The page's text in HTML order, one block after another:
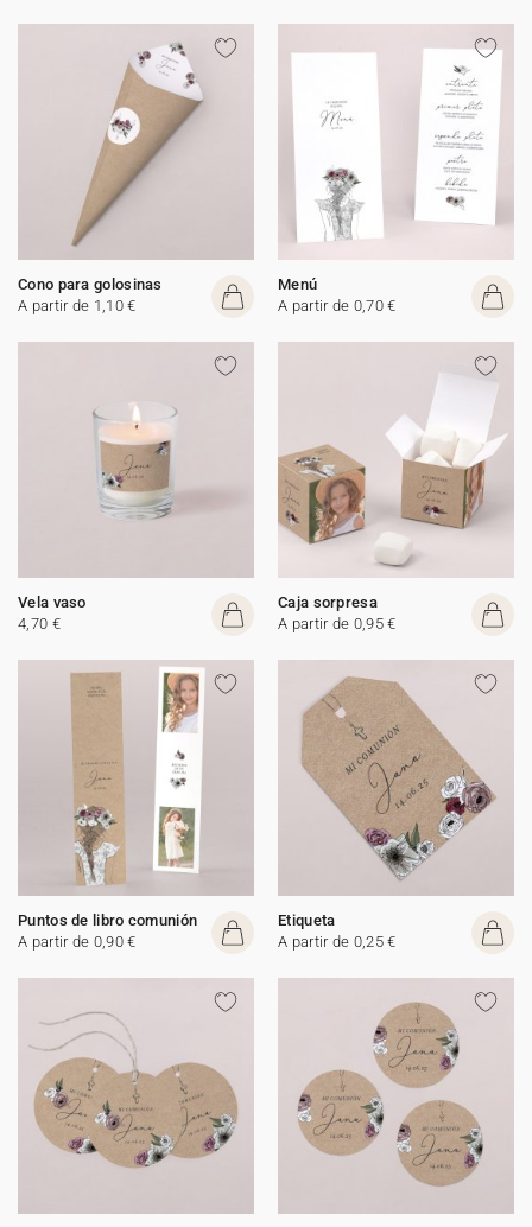
Cono para golosinas
A partir de 1,10 €
Menú
A partir de 0,70 €
Vela vaso
4,70 €
Caja sorpresa
A partir de 0,95 €
Puntos de libro comunión
A partir de 0,90 €
Etiqueta
A partir de 0,25 €